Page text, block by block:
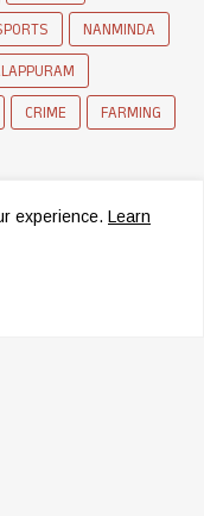
NANMINDA
CRIME
FARMING
experience. Learn